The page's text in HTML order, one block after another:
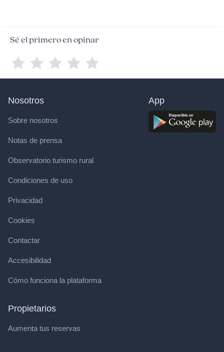
Sé el primero en opinar
Nosotros
Sobre nosotros
Notas de prensa
Observatorio turismo rural
Condiciones de uso
Privacidad
Cookies
Contactar
Accesibilidad
Cómo funciona la plataforma
Propietarios
Aumenta tus reservas
App